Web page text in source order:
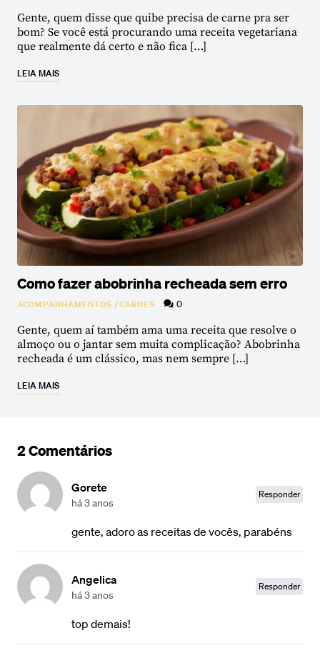
Gente, quem disse que quibe precisa de carne pra ser
bom? Se você está procurando uma receita vegetariana
que realmente dá certo e não fica […]
LEIA MAIS
Como fazer abobrinha recheada sem erro
ACOMPANHAMENTOS /CARNES 0
Gente, quem aí também ama uma receita que resolve o
almoço ou o jantar sem muita complicação? Abobrinha
recheada é um clássico, mas nem sempre […]
LEIA MAIS
2 Comentários
Gorete
há 3 anos
Responder
gente, adoro as receitas de vocês, parabéns
Angelica
há 3 anos
Responder
top demais!